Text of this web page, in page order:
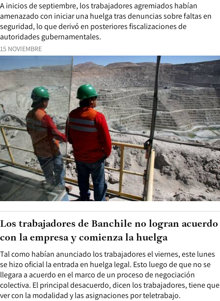
15 NOVIEMBRE
A inicios de septiembre, los trabajadores agremiados habían
amenazado con iniciar una huelga tras denuncias sobre faltas en
seguridad, lo que derivó en posteriores fiscalizaciones de
autoridades gubernamentales.
Tal como habían anunciado los trabajadores el viernes, este lunes
se hizo oficial la entrada en huelga legal. Esto luego de que no se
llegara a acuerdo en el marco de un proceso de negociación
colectiva. El principal desacuerdo, dicen los trabajadores, tiene que
ver con la modalidad y las asignaciones por teletrabajo.
Los trabajadores de Banchile no logran acuerdo
con la empresa y comienza la huelga